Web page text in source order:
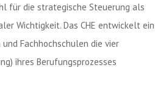
für die strategische Steuerung als
Wichtigkeit. Das CHE entwickelt ein
Fachhochschulen die vier
ihres Berufungsprozesses